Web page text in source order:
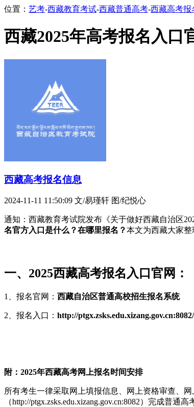
位置： 艺考-西藏教育考试-西藏普通高考-西藏高考报
西藏2025年高考报名入口
西藏高考报名信息
2024-11-11 11:50:09 文/易瑾轩 图/纪悦心
通知：西藏教育考试院发布《关于做好西藏自治区
名官方入口是什么？在哪里报名？本文为西藏大家整
一、2025西藏高考报名入口官网：
1、报名官网： 西藏自治区普通高校招生报名系统
2、报名入口： http://
附：2025年西藏高考网上报名时间安排
所有考生一律采取网上填报信息、网上资格审查、
（http://ptgx.zsks.edu.xizang.gov.cn:8082）完成普通高